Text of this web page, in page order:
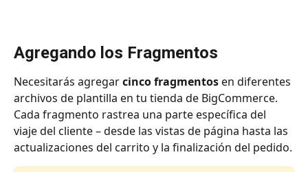
Agregando los Fragmentos
Necesitarás agregar cinco fragmentos en diferentes
archivos de plantilla en tu tienda de BigCommerce.
Cada fragmento rastrea una parte específica del
viaje del cliente – desde las vistas de página hasta las
actualizaciones del carrito y la finalización del pedido.